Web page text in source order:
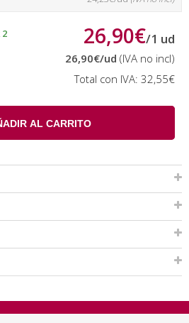
26,90€/1 ud
26,90€/ud (IVA no incl)
Total con IVA: 32,55€
AL CARRITO